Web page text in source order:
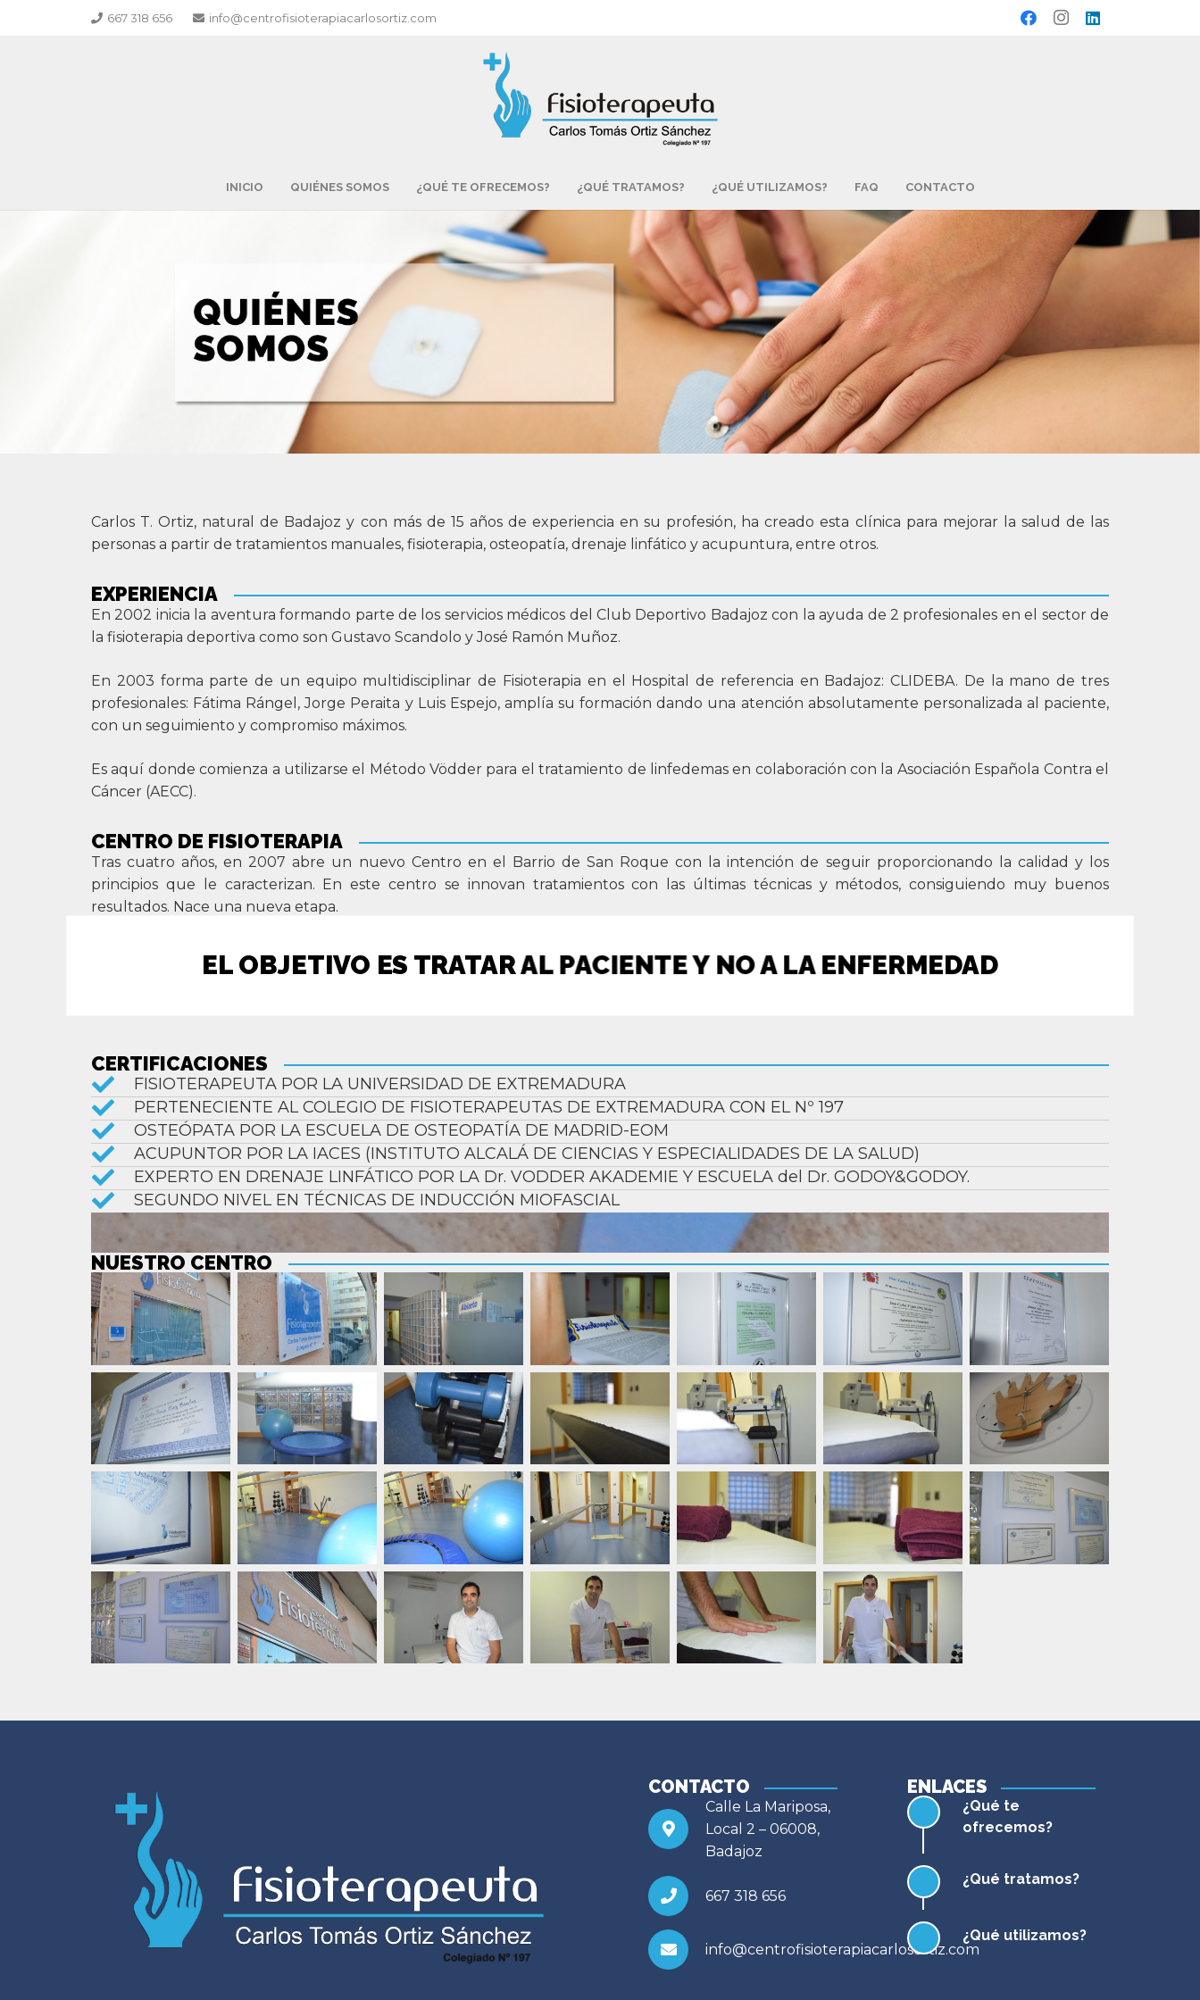
667 318 656 info@centrofisioterapiacarlosortiz.com
INICIO QUIÉNES SOMOS ¿QUÉ TE OFRECEMOS? ¿QUÉ TRATAMOS? ¿QUÉ UTILIZAMOS? FAQ CONTACTO
Carlos T. Ortiz, natural de Badajoz y con más de 15 años de experiencia en su profesión, ha creado esta clínica para mejorar la salud de las
personas a partir de tratamientos manuales, fisioterapia, osteopatía, drenaje linfático y acupuntura, entre otros.
EXPERIENCIA
En 2002 inicia la aventura formando parte de los servicios médicos del Club Deportivo Badajoz con la ayuda de 2 profesionales en el sector de
la fisioterapia deportiva como son Gustavo Scandolo y José Ramón Muñoz.
En 2003 forma parte de un equipo multidisciplinar de Fisioterapia en el Hospital de referencia en Badajoz: CLIDEBA. De la mano de tres
profesionales: Fátima Rángel, Jorge Peraita y Luis Espejo, amplía su formación dando una atención absolutamente personalizada al paciente,
con un seguimiento y compromiso máximos.
Es aquí donde comienza a utilizarse el Método Vödder para el tratamiento de linfedemas en colaboración con la Asociación Española Contra el
Cáncer (AECC).
CENTRO DE FISIOTERAPIA
Tras cuatro años, en 2007 abre un nuevo Centro en el Barrio de San Roque con la intención de seguir proporcionando la calidad y los
principios que le caracterizan. En este centro se innovan tratamientos con las últimas técnicas y métodos, consiguiendo muy buenos
resultados. Nace una nueva etapa.
EL OBJETIVO ES TRATAR AL PACIENTE Y NO A LA ENFERMEDAD
CERTIFICACIONES
FISIOTERAPEUTA POR LA UNIVERSIDAD DE EXTREMADURA
PERTENECIENTE AL COLEGIO DE FISIOTERAPEUTAS DE EXTREMADURA CON EL Nº 197
OSTEÓPATA POR LA ESCUELA DE OSTEOPATÍA DE MADRID-EOM
ACUPUNTOR POR LA IACES (INSTITUTO ALCALÁ DE CIENCIAS Y ESPECIALIDADES DE LA SALUD)
EXPERTO EN DRENAJE LINFÁTICO POR LA Dr. VODDER AKADEMIE Y ESCUELA del Dr. GODOY&GODOY.
SEGUNDO NIVEL EN TÉCNICAS DE INDUCCIÓN MIOFASCIAL
NUESTRO CENTRO
CONTACTO
Calle La Mariposa,
Local 2 – 06008,
Badajoz
667 318 656
info@centrofisioterapiacarlosortiz.com
ENLACES
¿Qué te
ofrecemos?
¿Qué tratamos?
¿Qué utilizamos?